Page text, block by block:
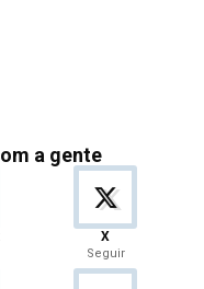
a gente
X
Seguir